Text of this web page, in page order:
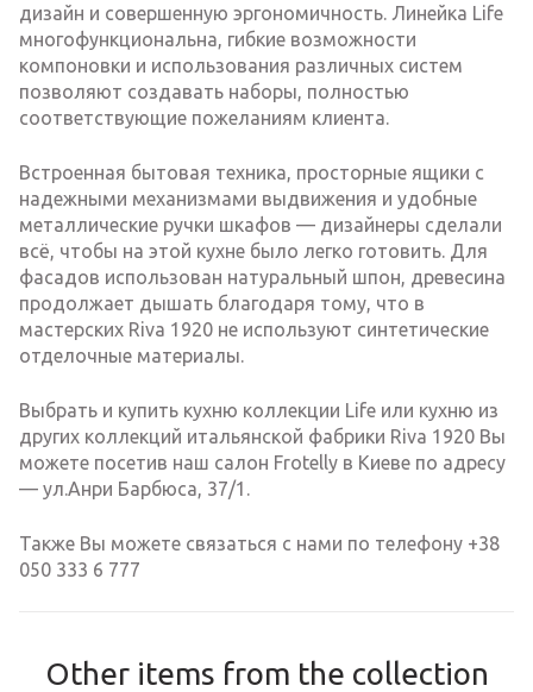
дизайн и совершенную эргономичность. Линейка Life
многофункциональна, гибкие возможности
компоновки и использования различных систем
позволяют создавать наборы, полностью
соответствующие пожеланиям клиента.
Встроенная бытовая техника, просторные ящики с
надежными механизмами выдвижения и удобные
металлические ручки шкафов — дизайнеры сделали
всё, чтобы на этой кухне было легко готовить. Для
фасадов использован натуральный шпон, древесина
продолжает дышать благодаря тому, что в
мастерских Riva 1920 не используют синтетические
отделочные материалы.
Выбрать и купить кухню коллекции Life или кухню из
других коллекций итальянской фабрики Riva 1920 Вы
можете посетив наш салон Frotelly в Киеве по адресу
— ул.Анри Барбюса, 37/1.
Также Вы можете связаться с нами по телефону +38
050 333 6 777
Other items from the collection